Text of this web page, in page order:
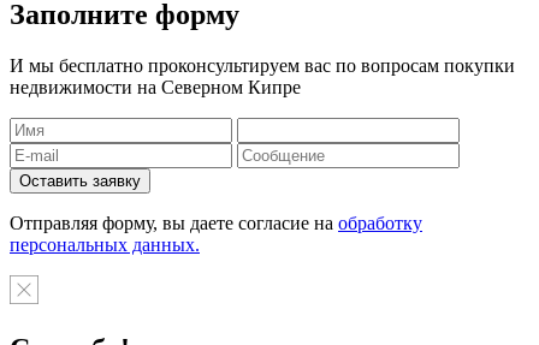
Заполните форму
И мы бесплатно проконсультируем вас по вопросам покупки
недвижимости на Северном Кипре
Отправляя форму, вы даете согласие на обработку
персональных данных.